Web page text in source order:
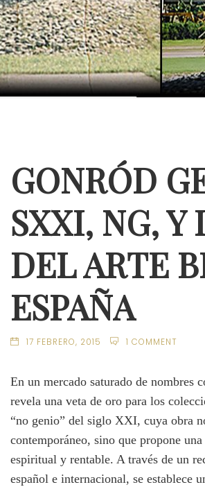
GONRÓD
SXXI, NG, Y
DEL ARTE
ESPAÑA
17 FEBRERO, 2015 1 COMMENT
En un mercado saturado de nombres
revela una veta de oro para los
“no genio” del siglo XXI, cuya obra
contemporáneo, sino que propone
espiritual y rentable. A través de un
español e internacional, se establece